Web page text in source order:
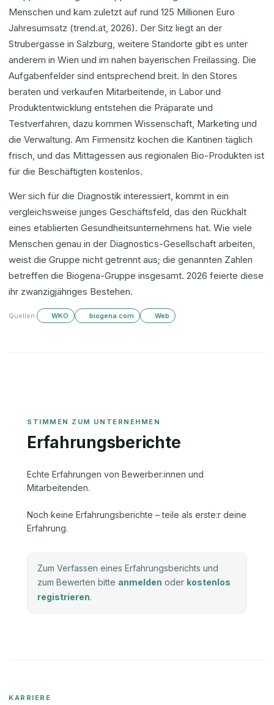
Menschen und kam zuletzt auf rund 125 Millionen Euro
Jahresumsatz (trend.at, 2026). Der Sitz liegt an der
Strubergasse in Salzburg, weitere Standorte gibt es unter
anderem in Wien und im nahen bayerischen Freilassing. Die
Aufgabenfelder sind entsprechend breit. In den Stores
beraten und verkaufen Mitarbeitende, in Labor und
Produktentwicklung entstehen die Präparate und
Testverfahren, dazu kommen Wissenschaft, Marketing und
die Verwaltung. Am Firmensitz kochen die Kantinen täglich
frisch, und das Mittagessen aus regionalen Bio-Produkten ist
für die Beschäftigten kostenlos.
Wer sich für die Diagnostik interessiert, kommt in ein
vergleichsweise junges Geschäftsfeld, das den Rückhalt
eines etablierten Gesundheitsunternehmens hat. Wie viele
Menschen genau in der Diagnostics-Gesellschaft arbeiten,
weist die Gruppe nicht getrennt aus; die genannten Zahlen
betreffen die Biogena-Gruppe insgesamt. 2026 feierte diese
ihr zwanzigjähriges Bestehen.
Quellen: WKO biogena.com Web
Erfahrungsberichte
Echte Erfahrungen von Bewerber:innen und
Mitarbeitenden.
Noch keine Erfahrungsberichte – teile als erste:r deine
Erfahrung.
Zum Verfassen eines Erfahrungsberichts und
zum Bewerten bitte anmelden oder kostenlos
registrieren.
KARRIERE